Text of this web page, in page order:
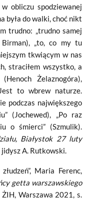
obliczu spodziewanej
była do walki, choć nikt
trudno: „trudno samej
„to, co my tu
tkwiącym w nas
straciłem wszystko, a
Żelaznogóra),
to wbrew naturze.
podczas największego
(Jochewed), „Po raz
o śmierci” (Szmulik).
Białystok 27 luty
A. Rutkowski.
Maria Ferenc,
getta warszawskiego
ŻIH, Warszawa 2021, s.